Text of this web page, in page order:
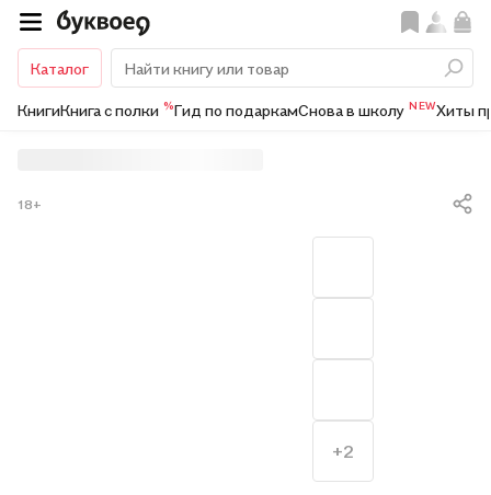
Каталог
КнигиКнига с полки %Гид по подаркамСнова в школу NEWХиты
18+
+2